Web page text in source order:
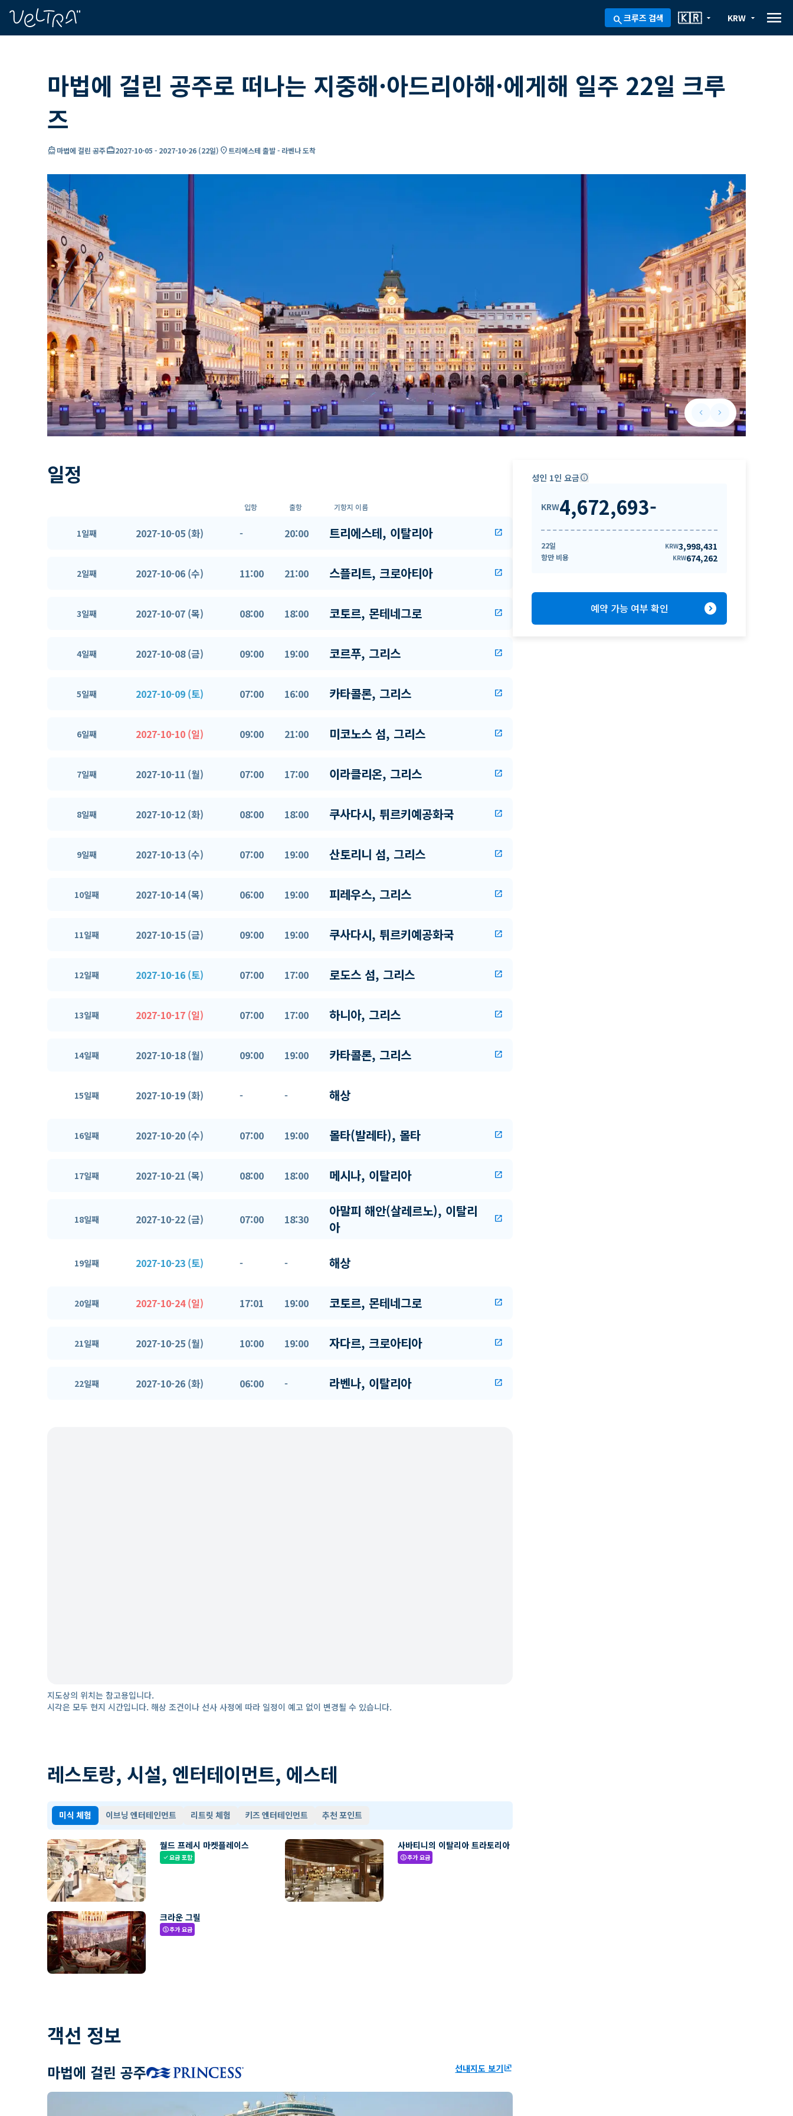
search크루즈 검색 arrow_drop_down
🇰🇷 arrow_drop_down
KRW menu
마법에 걸린 공주로 떠나는 지중해·아드리아해·에게해 일주 22일 크루
즈
directions_boat마법에 걸린 공주card_travel2027-10-05 - 2027-10-26 (22일) location_on트리에스테 출발 - 라벤나 도착
keyboard_arrow_leftPrevious slide
keyboard_arrow_rightNext slide
일정
입항 출항 기항지 이름
1일째 2027-10-05 (화) - 20:00 트리에스테, 이탈리아 open_in_new
2일째 2027-10-06 (수) 11:00 21:00 스플리트, 크로아티아 open_in_new
3일째 2027-10-07 (목) 08:00 18:00 코토르, 몬테네그로 open_in_new
4일째 2027-10-08 (금) 09:00 19:00 코르푸, 그리스 open_in_new
5일째 2027-10-09 (토) 07:00 16:00 카타콜론, 그리스 open_in_new
6일째 2027-10-10 (일) 09:00 21:00 미코노스 섬, 그리스 open_in_new
7일째 2027-10-11 (월) 07:00 17:00 이라클리온, 그리스 open_in_new
8일째 2027-10-12 (화) 08:00 18:00 쿠사다시, 튀르키예공화국 open_in_new
9일째 2027-10-13 (수) 07:00 19:00 산토리니 섬, 그리스 open_in_new
10일째 2027-10-14 (목) 06:00 19:00 피레우스, 그리스 open_in_new
11일째 2027-10-15 (금) 09:00 19:00 쿠사다시, 튀르키예공화국 open_in_new
12일째 2027-10-16 (토) 07:00 17:00 로도스 섬, 그리스 open_in_new
13일째 2027-10-17 (일) 07:00 17:00 하니아, 그리스 open_in_new
14일째 2027-10-18 (월) 09:00 19:00 카타콜론, 그리스 open_in_new
15일째 2027-10-19 (화) - - 해상
16일째 2027-10-20 (수) 07:00 19:00 몰타(발레타), 몰타 open_in_new
17일째 2027-10-21 (목) 08:00 18:00 메시나, 이탈리아 open_in_new
18일째 2027-10-22 (금) 07:00 18:30
아말피 해안(살레르노), 이탈리
아
open_in_new
19일째 2027-10-23 (토) - - 해상
20일째 2027-10-24 (일) 17:01 19:00 코토르, 몬테네그로 open_in_new
21일째 2027-10-25 (월) 10:00 19:00 자다르, 크로아티아 open_in_new
22일째 2027-10-26 (화) 06:00 - 라벤나, 이탈리아 open_in_new
지도상의 위치는 참고용입니다.
시각은 모두 현지 시간입니다. 해상 조건이나 선사 사정에 따라 일정이 예고 없이 변경될 수 있습니다.
레스토랑, 시설, 엔터테이먼트, 에스테
미식 체험 이브닝 엔터테인먼트 리트릿 체험 키즈 엔터테인먼트 추천 포인트
월드 프레시 마켓플레이스
check요금 포함
사바티니의 이탈리아 트라토리아
paid추가 요금
크라운 그릴
paid추가 요금
객선 정보
마법에 걸린 공주 선내지도 보기ungroup
성인 1인 요금info
KRW4,672,693-
22일 KRW3,998,431
항만 비용 KRW674,262
예약 가능 여부 확인 expand_circle_right